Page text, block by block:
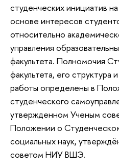
студенческих инициатив
основе интересов
относительно
управления
факультета. Полномочия
факультета, его структура
работы определены в
студенческого
утвержденном Ученым
Положении о
социальных наук,
советом НИУ ВШЭ.